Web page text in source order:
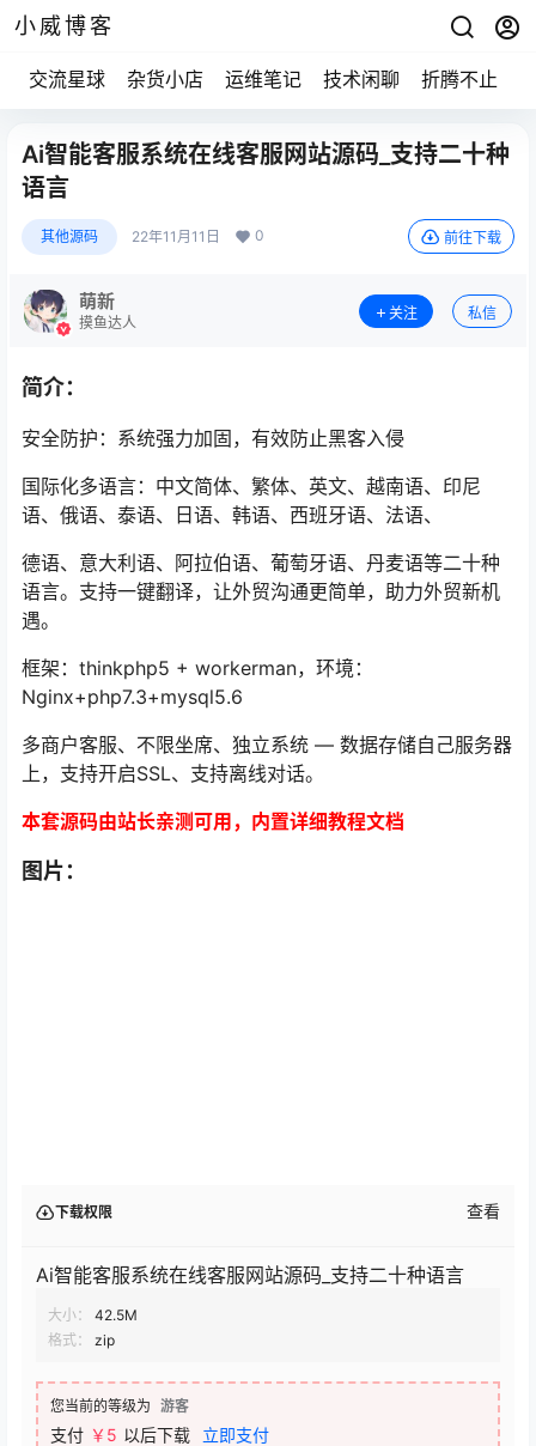
小威博客
交流星球 杂货小店 运维笔记 技术闲聊 折腾不止
Ai智能客服系统在线客服网站源码_支持二十种
语言
其他源码 22年11月11日 0 前往下载
萌新
摸鱼达人
关注 私信
简介：
安全防护：系统强力加固，有效防止黑客入侵
国际化多语言：中文简体、繁体、英文、越南语、印尼
语、俄语、泰语、日语、韩语、西班牙语、法语、
德语、意大利语、阿拉伯语、葡萄牙语、丹麦语等二十种
语言。支持一键翻译，让外贸沟通更简单，助力外贸新机
遇。
框架：thinkphp5 + workerman，环境：
Nginx+php7.3+mysql5.6
多商户客服、不限坐席、独立系统 — 数据存储自己服务器
上，支持开启SSL、支持离线对话。
本套源码由站长亲测可用，内置详细教程文档
图片：
下载权限 查看
Ai智能客服系统在线客服网站源码_支持二十种语言
大小：
42.5M
格式：
zip
您当前的等级为 游客
支付 ￥5 以后下载 立即支付